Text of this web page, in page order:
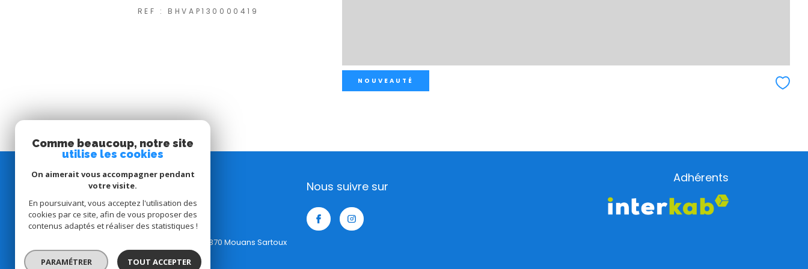
REF : BHVAP130000419
NOUVEAUTÉ
C l'Agence
Bureau: 04.65.84.36.91
Email:contact@clagence.com
Adresse: 6 avenue de Grasse, 06370 Mouans Sartoux
Nous suivre sur
Adhérents
Comme beaucoup, notre site
utilise les cookies
On aimerait vous accompagner pendant
votre visite.
En poursuivant, vous acceptez l'utilisation des
cookies par ce site, afin de vous proposer des
contenus adaptés et réaliser des statistiques !
PARAMÉTRER TOUT ACCEPTER